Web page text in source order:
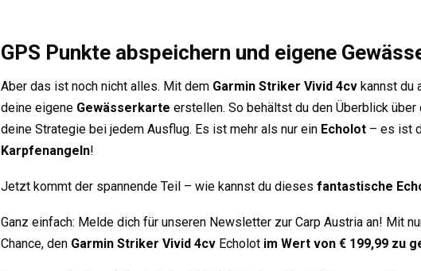
GPS Punkte abspeichern und eigene
Aber das ist noch nicht alles. Mit dem Garmin Striker Vivid 4cv kannst du
deine eigene Gewässerkarte erstellen. So behältst du den Überblick über
deine Strategie bei jedem Ausflug. Es ist mehr als nur ein Echolot – es ist
Karpfenangeln!
Jetzt kommt der spannende Teil – wie kannst du dieses fantastische
Ganz einfach: Melde dich für unseren Newsletter zur Carp Austria an! Mit
Chance, den Garmin Striker Vivid 4cv Echolot im Wert von € 199,99 zu